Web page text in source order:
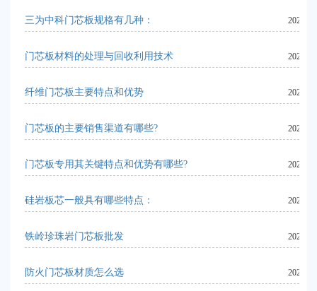
三为中科门芯板规格有几种： 2024-
门芯板材料的处理与回收利用技术 2024-
纤维门芯板主要特点和优势 2023-
门芯板的主要销售渠道有哪些? 2024-
门芯板专用其关键特点和优势有哪些? 2023-
硅岩板芯一般具有哪些特点： 2023-
铁岭珍珠岩门芯板批发 2024-
防火门芯板材质怎么选 2024-